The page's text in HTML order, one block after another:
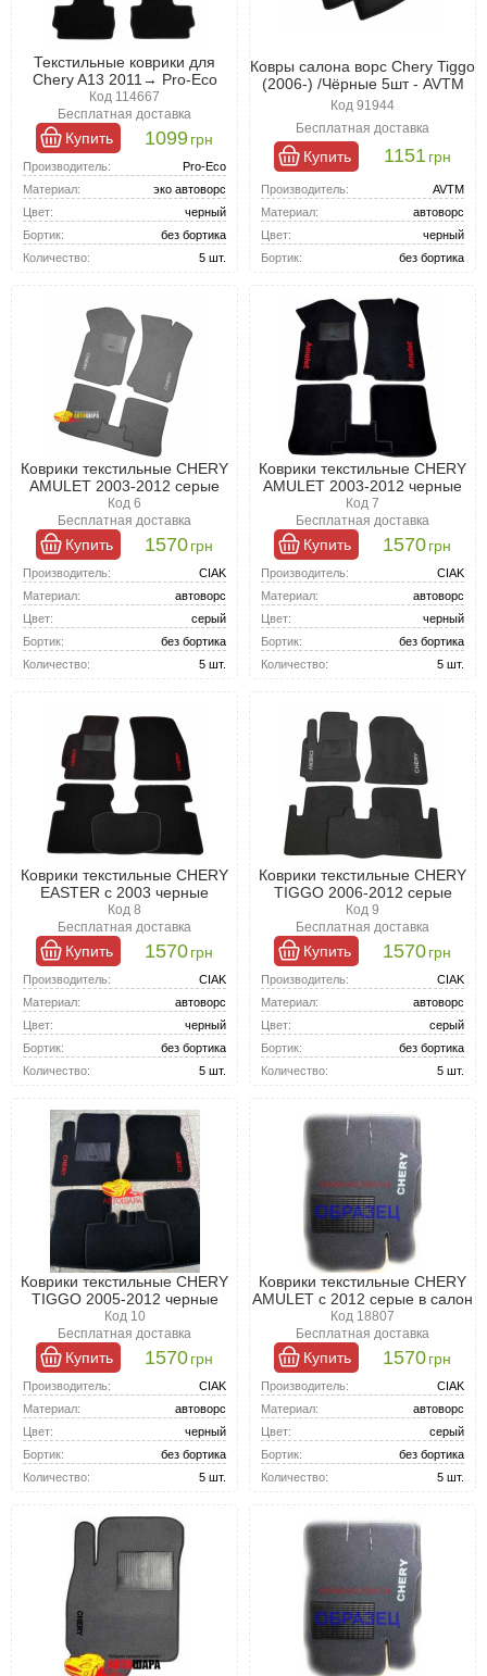
Текстильные коврики для
Chery A13 2011→ Pro-Eco
Код 114667
Бесплатная доставка
Купить 1099грн
Производитель:
Pro-Eco
Материал:
эко автоворс
Цвет:
черный
Бортик:
без бортика
Количество:
5 шт.
Ковры салона ворс Chery Tiggo
(2006-) /Чёрные 5шт - AVTM
Код 91944
Бесплатная доставка
Купить 1151 грн
Производитель:
AVTM
Материал:
автоворс
Цвет:
черный
Бортик:
без бортика
Коврики текстильные CHERY
AMULET 2003-2012 серые
Код 6
Бесплатная доставка
Купить 1570грн
Производитель:
CIAK
Материал:
автоворс
Цвет:
серый
Бортик:
без бортика
Количество:
5 шт.
Коврики текстильные CHERY
AMULET 2003-2012 черные
Код 7
Бесплатная доставка
Купить 1570грн
Производитель:
CIAK
Материал:
автоворс
Цвет:
черный
Бортик:
без бортика
Количество:
5 шт.
Коврики текстильные CHERY
EASTER с 2003 черные
Код 8
Бесплатная доставка
Купить 1570грн
Производитель:
CIAK
Материал:
автоворс
Цвет:
черный
Бортик:
без бортика
Количество:
5 шт.
Коврики текстильные CHERY
TIGGO 2006-2012 серые
Код 9
Бесплатная доставка
Купить 1570грн
Производитель:
CIAK
Материал:
автоворс
Цвет:
серый
Бортик:
без бортика
Количество:
5 шт.
Коврики текстильные CHERY
TIGGO 2005-2012 черные
Код 10
Бесплатная доставка
Купить 1570грн
Производитель:
CIAK
Материал:
автоворс
Цвет:
черный
Бортик:
без бортика
Количество:
5 шт.
Коврики текстильные CHERY
AMULET с 2012 серые в салон
Код 18807
Бесплатная доставка
Купить 1570грн
Производитель:
CIAK
Материал:
автоворс
Цвет:
серый
Бортик:
без бортика
Количество:
5 шт.